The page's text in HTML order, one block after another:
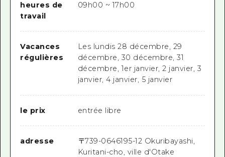
heures de
travail
09h00 ~ 17h00
Vacances
régulières
Les lundis 28 décembre, 29
décembre, 30 décembre, 31
décembre, 1er janvier, 2 janvier, 3
janvier, 4 janvier, 5 janvier
le prix entrée libre
adresse 〒739-0646195-12 Okuribayashi,
Kuritani-cho, ville d'Otake